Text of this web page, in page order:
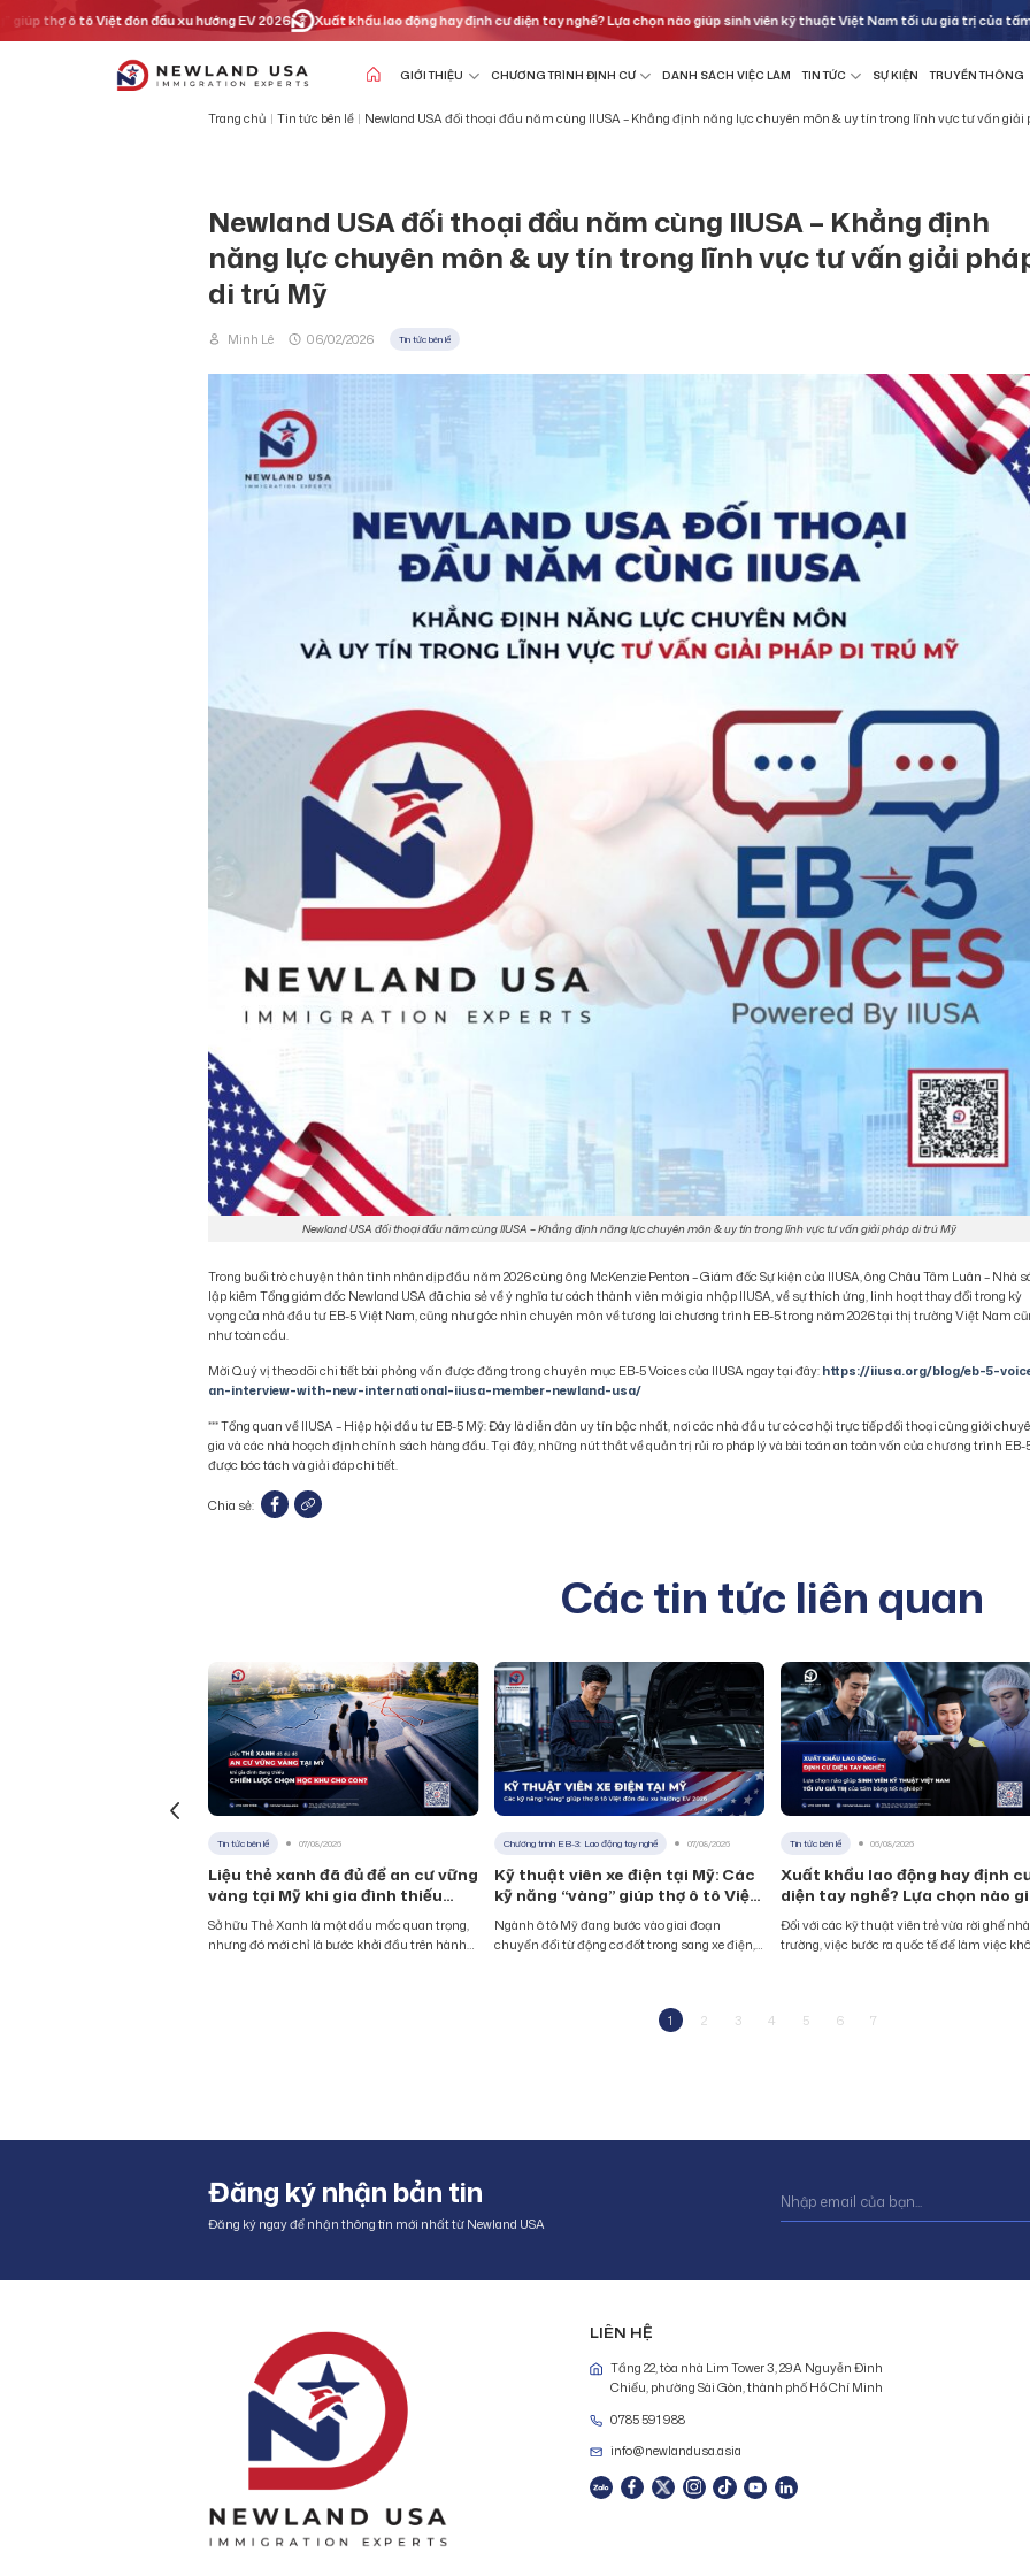
đến
ô tô Việt đón đầu xu hướng EV 2026 Xuất khẩu lao động hay định cư diện tay nghề? Lựa chọn nào giúp sinh viên kỹ thuật Việt Nam tối ưu giá trị của tấm
GIỚI THIỆU CHƯƠNG TRÌNH ĐỊNH CƯ DANH SÁCH VIỆC LÀM TIN TỨC SỰ KIỆN TRUYỀN THÔNG
Trang chủ | Tin tức bên lề | Newland USA đối thoại đầu năm cùng IIUSA – Khẳng định năng lực chuyên môn & uy tín trong lĩnh vực tư vấn giải
Newland USA đối thoại đầu năm cùng IIUSA – Khẳng định
năng lực chuyên môn & uy tín trong lĩnh vực tư vấn giải
di trú Mỹ
Minh Lê 06/02/2026 Tin tức bên lề
Newland USA đối thoại đầu năm cùng IIUSA – Khẳng định năng lực chuyên môn & uy tín trong lĩnh vực tư vấn giải pháp di trú Mỹ
Trong buổi trò chuyện thân tình nhân dịp đầu năm 2026 cùng ông McKenzie Penton – Giám đốc Sự kiện của IIUSA, ông Châu Tâm Luân – Nhà
lập kiêm Tổng giám đốc Newland USA đã chia sẻ về ý nghĩa tư cách thành viên mới gia nhập IIUSA, về sự thích ứng, linh hoạt thay đổi trong kỳ
vọng của nhà đầu tư EB-5 Việt Nam, cũng như góc nhìn chuyên môn về tương lai chương trình EB-5 trong năm 2026 tại thị trường Việt Nam
như toàn cầu.
Mời Quý vị theo dõi chi tiết bài phỏng vấn được đăng trong chuyên mục EB-5 Voices của IIUSA ngay tại đây: https://iiusa.org/blog/eb-5-
an-interview-with-new-international-iiusa-member-newland-usa/
*** Tổng quan về IIUSA – Hiệp hội đầu tư EB-5 Mỹ: Đây là diễn đàn uy tín bậc nhất, nơi các nhà đầu tư có cơ hội trực tiếp đối thoại cùng giới
gia và các nhà hoạch định chính sách hàng đầu. Tại đây, những nút thắt về quản trị rủi ro pháp lý và bài toán an toàn vốn của chương trình EB-
được bóc tách và giải đáp chi tiết.
Chia sẻ:
Các tin tức liên quan
Tin tức bên lề 07/08/2026
Liệu thẻ xanh đã đủ để an cư vững
vàng tại Mỹ khi gia đình thiếu
chiến lược chọn học khu cho
con?
Sở hữu Thẻ Xanh là một dấu mốc quan trọng,
nhưng đó mới chỉ là bước khởi đầu trên hành
Chương trình EB-3: Lao động tay nghề 07/08/2026
Kỹ thuật viên xe điện tại Mỹ: Các
kỹ năng “vàng” giúp thợ ô tô Việt
Ngành ô tô Mỹ đang bước vào giai đoạn
chuyển đổi từ động cơ đốt trong sang xe điện,
Tin tức bên lề 06/08/2026
Xuất khẩu lao động hay định
diện tay nghề? Lựa chọn nào
sinh viên kỹ thuật Việt Nam tối
ưu giá trị của tấm bằng tốt
nghiệp?
Đối với các kỹ thuật viên trẻ vừa rời ghế nhà
trường, việc bước ra quốc tế để làm việc
1 2 3 4 5 6 7
Đăng ký nhận bản tin
Đăng ký ngay để nhận thông tin mới nhất từ Newland USA
LIÊN HỆ
Tầng 22, tòa nhà Lim Tower 3, 29A Nguyễn Đình
Chiểu, phường Sài Gòn, thành phố Hồ Chí Minh
0785 591 988
info@newlandusa.asia